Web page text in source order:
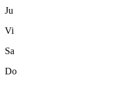
Ju
Vi
Sa
Do